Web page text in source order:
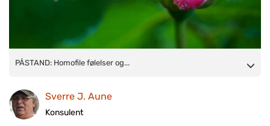
PÅSTAND: Homofile følelser og homoseksualitet har vært
www.colourbox.com).
PÅSTAND: Homofile følelser og...
Sverre J. Aune
Konsulent